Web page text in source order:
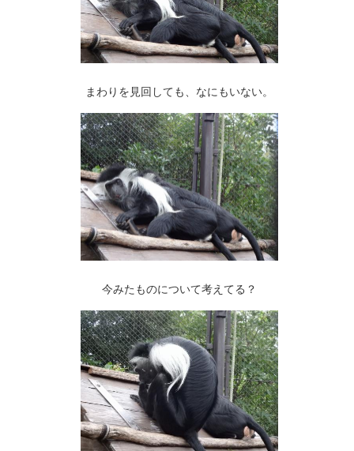
まわりを見回しても、なにもいない。
今みたものについて考えてる？